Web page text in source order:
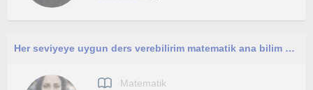
Her seviyeye uygun ders verebilirim matematik ana bilim mezunuyum formasyon belgem var
Matematik